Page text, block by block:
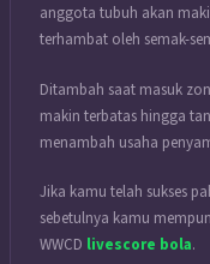
anggota tubuh akan
terhambat oleh semak-
Ditambah saat masuk
makin terbatas hingga
menambah usaha
Jika kamu telah sukses
sebetulnya kamu
WWCD livescore bola.